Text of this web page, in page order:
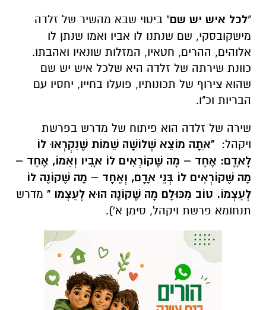
"לכל איש יש שם" ביטוי שבא מהשיר של זלדה
מישקובסקי, שם שנתנו לו אביו ואמו שנתן לו
אלוהים, ההרים, חטאיו, המזלות שונאיו ואהבתו.
כוונת שירתה של זלדה היא שלכל איש יש שם
שהוא צירוף של תכונותיו, פועלו בחייו, יחסיו עם
הבריות וכ"ו.
שירה של זלדה הוא פיתוח של מדרש בפרשת
ויקהל: "אַתָה מוֹצֵא שְׁלוֹשָׁה שֵׁמוֹת שֶׁנִקְרְאוּ לוֹ
לָאָדָם: אֶחָד – מָה שֶׁקוֹרְאִים לוֹ אָבִיו וְאִמוֹ, אֶחָד –
מָה שֶׁקוֹרְאִים לוֹ בְּנֵי אָדָם, וְאֶחָד – מָה שֶׁקוֹנֶה לוֹ
לְעַצְמוֹ. טוֹב מִכּוּלָם מָה שֶׁקוֹנֶה הוּא לְעַצְמו " מדרש
תנחומא פרשת ויקהל, סימן א').